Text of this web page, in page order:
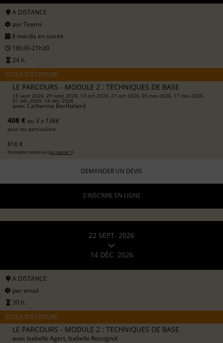
A DISTANCE
par Teams
8 mardis en soirée
18h30-21h30
24 h.
ÉCOLE D'ÉCRITURE
LE PARCOURS - MODULE 2 : TECHNIQUES DE BASE
15 sept 2026, 29 sept 2026, 13 oct 2026, 27 oct 2026, 03 nov 2026, 17 nov 2026,
01 déc 2026, 14 déc 2026
avec Catherine Berthelard
408 € ou 3 x 136€
pour les particuliers
816 €
formation continue (en savoir +)
DEMANDER UN DEVIS
S'INSCRIRE EN LIGNE
22 SEPT. 2026
14 DÉC. 2026
A DISTANCE
par email
30 h.
ÉCOLE D'ÉCRITURE
LE PARCOURS - MODULE 2 : TECHNIQUES DE BASE
avec Isabelle Agert, Isabelle Rossignol